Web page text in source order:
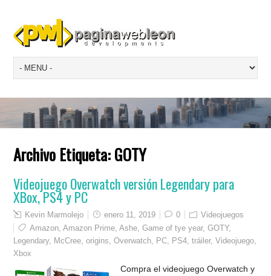
Archivo Etiqueta:GOTY
Videojuego Overwatch versión Legendary para
XBox, PS4 y PC
Kevin Marmolejo enero 11, 2019 0
Videojuegos
Amazon ,Amazon Prime ,Ashe ,Game of tye year,GOTY,
Legendary, McCree ,origins ,Overwatch PC PS4 ,tráiler,Videojuego
Xbox
Compra el videojuego Overwatch y